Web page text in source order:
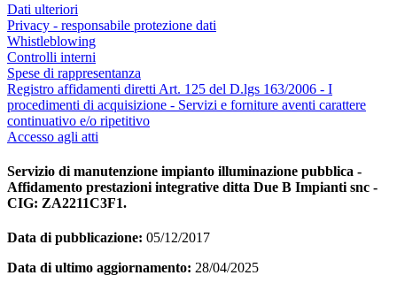
Dati ulteriori
Privacy - responsabile protezione dati
Whistleblowing
Controlli interni
Spese di rappresentanza
Registro affidamenti diretti Art. 125 del D.lgs 163/2006 - I
procedimenti di acquisizione - Servizi e forniture aventi carattere
continuativo e/o ripetitivo
Accesso agli atti
Servizio di manutenzione impianto illuminazione pubblica -
Affidamento prestazioni integrative ditta Due B Impianti snc -
CIG: ZA2211C3F1.
Data di pubblicazione: 05/12/2017
Data di ultimo aggiornamento: 28/04/2025